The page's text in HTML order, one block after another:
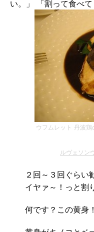
い。」 「割って食べて
ウフムレット 丹波鶏
ルヴェソン
２回～３回ぐらい
イヤァ～！っと割
何です？この黄身